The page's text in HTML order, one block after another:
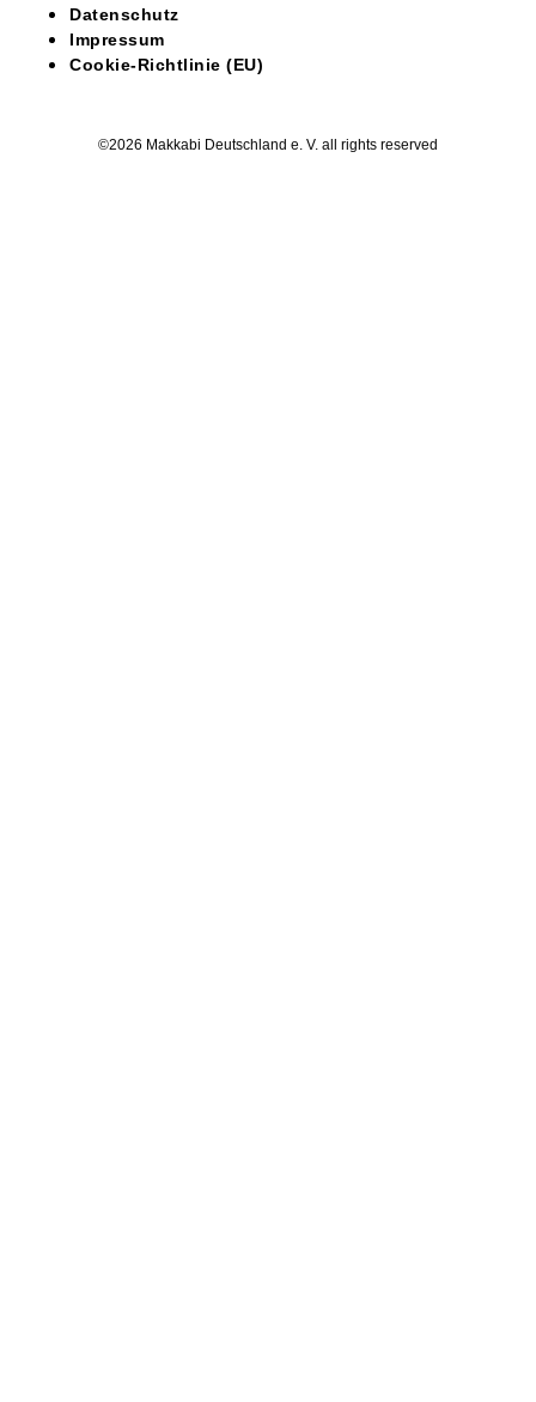
©2026 Makkabi Deutschland e. V. all rights reserved
Datenschutz
Impressum
Cookie-Richtlinie (EU)